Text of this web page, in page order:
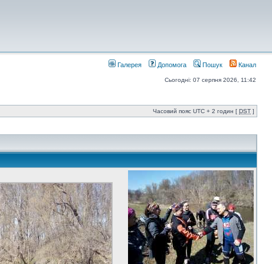
Галерея Допомога Пошук Канал
Сьогодні: 07 серпня 2026, 11:42
Часовий пояс UTC + 2 годин [ DST ]